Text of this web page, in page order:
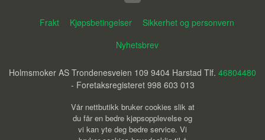
Frakt Kjøpsbetingelser
Sikkerhet og personvern
Nyhetsbrev
Holmsmoker AS Trondenesveien 109 9404 Harstad Tlf. 46804480
- Foretaksregisteret 998 603 013
Vår nettbutikk bruker cookies slik at
du får en bedre kjøpsopplevelse og
vi kan yte deg bedre service. Vi